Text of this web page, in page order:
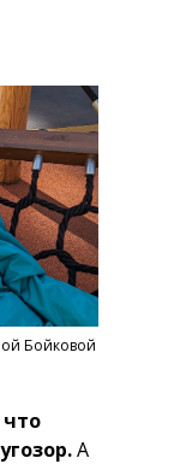
Бойковой
А